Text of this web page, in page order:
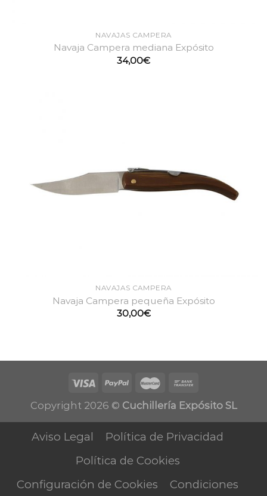
NAVAJAS CAMPERA
Navaja Campera mediana Expósito
34,00€
NAVAJAS CAMPERA
Navaja Campera pequeña Expósito
30,00€
Copyright 2026 © Cuchillería Expósito SL
Aviso Legal
Política de Privacidad
Política de Cookies
Configuración de Cookies
Condiciones